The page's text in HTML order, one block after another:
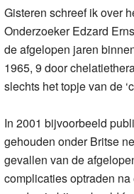
Gisteren schreef ik over
Onderzoeker Edzard
de afgelopen jaren
1965, 9 door
slechts het topje van de
In 2001 bijvoorbeeld
gehouden onder Britse
gevallen van de
complicaties optraden